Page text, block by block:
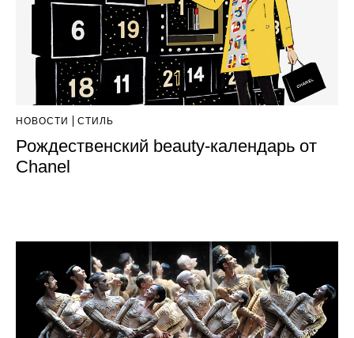
НОВОСТИ СТИЛЬ
Рождественский beauty-календарь от
Chanel